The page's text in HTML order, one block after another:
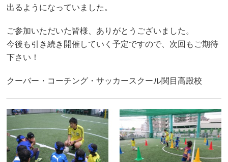
出るようになっていました。
ご参加いただいた皆様、ありがとうございました。
今後も引き続き開催していく予定ですので、次回もご期待
下さい！
クーバー・コーチング・サッカースクール関目高殿校